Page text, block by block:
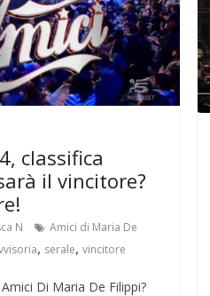
classifica
il vincitore?
N
Amici di Maria De
, serale, vincitore
Di Maria De Filippi?